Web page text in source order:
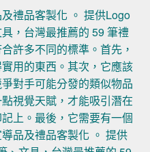
禮品客製化 。 提供Logo
，台灣最推薦的 59 筆禮
許多不同的標準。首先，
用的東西。其次，它應該
對手可能分發的類似物品
視覺天賦，才能吸引潛在
上。最後，它需要有一個
品及禮品客製化 。 提供